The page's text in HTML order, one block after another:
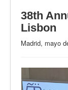
38th
Lisbon
Madrid, mayo